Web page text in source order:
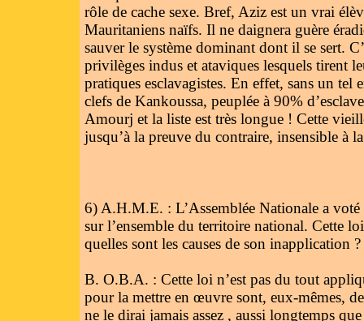
rôle de cache sexe. Bref, Aziz est un vrai
Mauritaniens naïfs. Il ne daignera guère
sauver le système dominant dont il se sert.
privilèges indus et ataviques lesquels tirent
pratiques esclavagistes. En effet, sans un
clefs de Kankoussa, peuplée à 90%
Amourj et la liste est très longue ! Cette
jusqu’à la preuve du contraire, insensible à
6) A.H.M.E. : L’Assemblée Nationale a
sur l’ensemble du territoire national. Cette
quelles sont les causes de son inapplication ?
B. O.B.A. : Cette loi n’est pas du tout
pour la mettre en œuvre sont, eux-mêmes,
ne le dirai jamais assez , aussi longtemps